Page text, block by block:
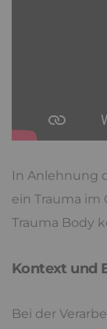
In Anlehnung
ein Trauma im
Trauma Body
Kontext und
Bei der